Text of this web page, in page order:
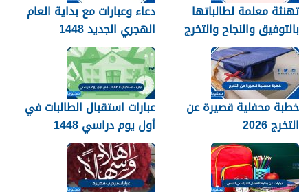
تهنئة معلمة لطالباتها
بالتوفيق والنجاح والتخرج
2026
دعاء وعبارات مع بداية العام
الهجري الجديد 1448
خطبة محفلية قصيرة عن
التخرج 2026
عبارات استقبال الطالبات في
أول يوم دراسي 1448